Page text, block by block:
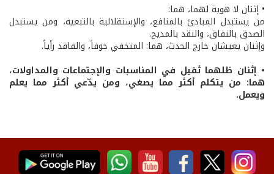
• إثنان لا هوية لهما، هما:
من يستبدل المبادئ بالمنافع، والإستقلالية بالتبعية، ومن يستبدل
الصدق بالنفاق، والنقد بالمديح.
وإثنان يعيشان خارج الحدث، هما: المتخفي خوفاً، والفاقد رأياً.
• إثنان ظلهما ثقيل في المناسبات والإجتماعات والمداولات،
هما: من يتكلم أكثر مما يصغي، ومن يدّعي أكثر مما يعلم
ويعمل.